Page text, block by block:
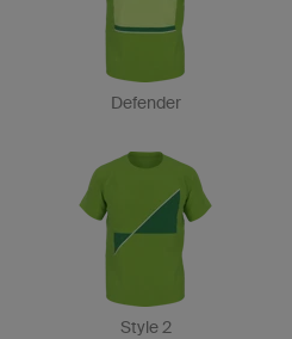
Defender
Style 2